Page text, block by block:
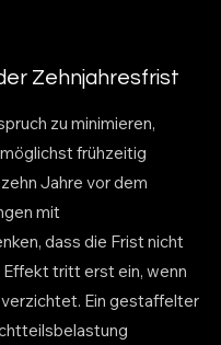
Zehnjahresfrist
zu minimieren,
frühzeitig
Jahre vor dem
mit
dass die Frist nicht
tritt erst ein, wenn
Ein gestaffelter